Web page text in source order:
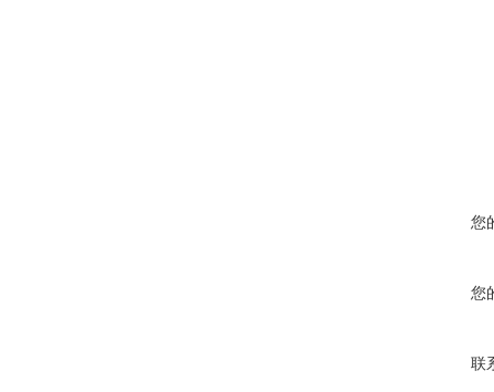
您
您
联